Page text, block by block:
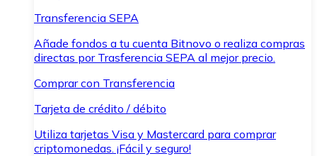
Transferencia SEPA
Añade fondos a tu cuenta Bitnovo o realiza compras
directas por Trasferencia SEPA al mejor precio.
Comprar con Transferencia
Tarjeta de crédito / débito
Utiliza tarjetas Visa y Mastercard para comprar
criptomonedas. ¡Fácil y seguro!